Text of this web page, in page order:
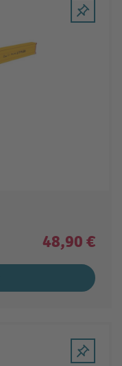
48,90 €